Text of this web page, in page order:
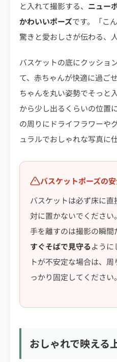
と入れて撮影する、 ニュー
かわいいポーズです。「こ
驚きと愛おしさが伝わる、
バスケットの底にクッショ
て、赤ちゃんが快適に過ご
ちゃんを丸い姿勢でそっと
から少し出るくらいの位置
の周りにドライフラワーや
ュラルでおしゃれな写真に
バスケットポーズの
バスケットは必ず床に
対に置かないでください
手を離すのは撮影の瞬間
すぐそばで見守るように
トが不安定な場合は、
っかり固定してください。
おしゃれで映える